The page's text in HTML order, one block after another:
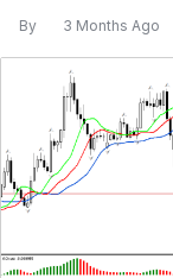
By 3 Months Ago